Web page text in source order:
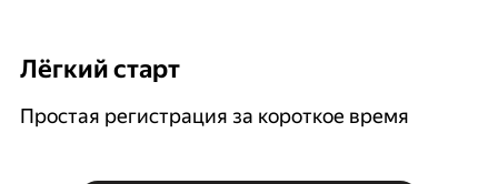
Лёгкий старт
Простая регистрация за короткое время